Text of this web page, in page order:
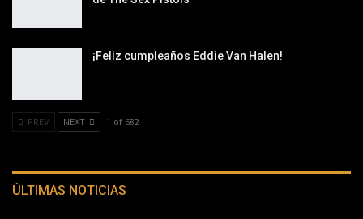
¡Feliz cumpleaños Eddie Van Halen!
PREV NEXT 1 of 682
ÚLTIMAS NOTICIAS